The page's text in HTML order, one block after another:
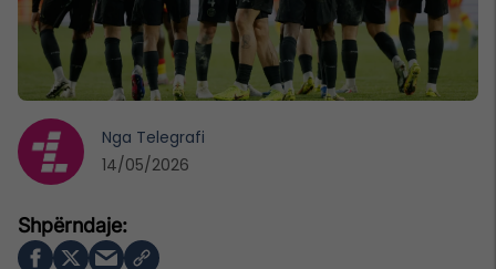
Nga Telegrafi
14/05/2026